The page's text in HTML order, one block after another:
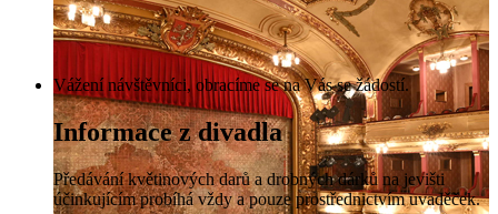
Vážení návštěvníci, obracíme se na Vás se žádostí.
Informace z divadla
Předávání květinových darů a drobných dárků na jevišti
účinkujícím probíhá vždy a pouze prostřednictvím uvaděček.